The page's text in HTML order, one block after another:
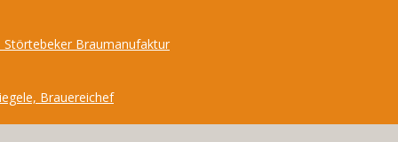
Störtebeker Braumanufaktur
Brauereichef